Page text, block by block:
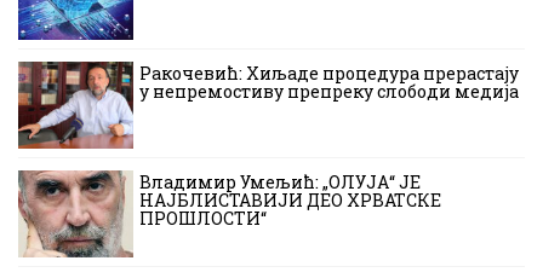
Ракочевић: Хиљаде процедура прерастају
у непремостиву препреку слободи медија
Владимир Умељић: „ОЛУЈА“ ЈЕ
НАЈБЛИСТАВИЈИ ДЕО ХРВАТСКЕ
ПРОШЛОСТИ“